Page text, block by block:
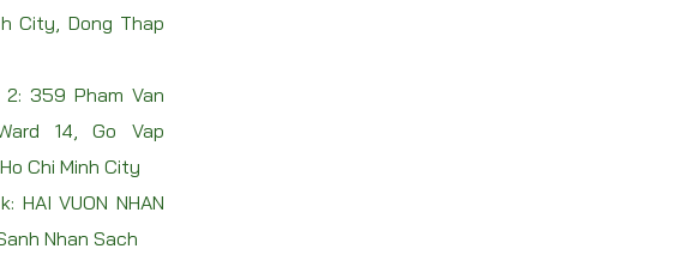
City, Dong Thap
2: 359 Pham Van
14, Go Vap
Chi Minh City
HAI VUON NHAN
Nhan Sach